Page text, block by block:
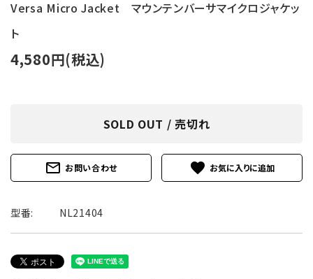
Versa Micro Jacket マウンテンバーサマイクロジャケッ
ト
4,580円(税込)
SOLD OUT / 売切れ
mail_outline お問い合わせ favorite
型番: NL21404